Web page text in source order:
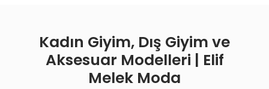
Kadın Giyim, Dış Giyim ve
Aksesuar Modelleri | Elif
Melek Moda